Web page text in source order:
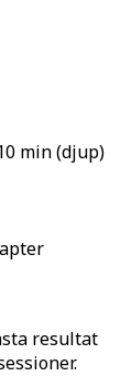
min (djup)
resultat